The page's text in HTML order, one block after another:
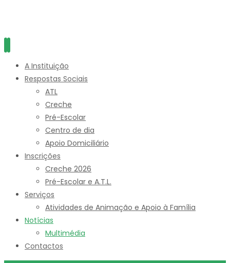
A Instituição
Respostas Sociais
ATL
Creche
Pré-Escolar
Centro de dia
Apoio Domiciliário
Inscrições
Creche 2026
Pré-Escolar e A.T.L.
Serviços
Atividades de Animação e Apoio à Família
Notícias
Multimédia
Contactos